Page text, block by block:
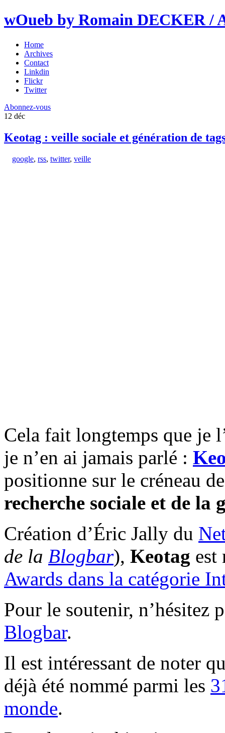
wOueb by Romain DECKER /
Home
Archives
Contact
Linkdin
Flickr
Twitter
Abonnez-vous
12 déc
Keotag : veille sociale et génération de
google, rss, twitter, veille
Cela fait longtemps que je
je n’en ai jamais parlé :
positionne sur le créneau
recherche sociale et de la
Création d’Éric Jally du
de la Blogbar), Keotag est
Awards dans la catégorie
Pour le soutenir, n’hésitez
Blogbar.
Il est intéressant de noter
déjà été nommé parmi les
monde.